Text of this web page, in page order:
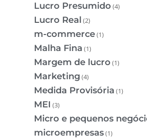
Lucro Presumido (4)
Lucro Real (2)
m-commerce(1)
Malha Fina (1)
Margem de lucro (1)
Marketing (4)
Medida Provisória (1)
MEI (3)
Micro e pequenos
microempresas(1)